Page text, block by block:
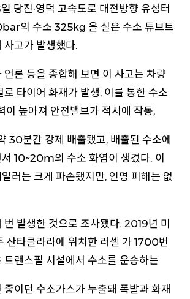
당진·영덕 고속도로 대전방향 유성터
의 수소 325kg 을 실은 수소 튜브트
사고가 발생했다.
언론 등을 종합해 보면 이 사고는 차량
로 타이어 화재가 발생, 이를 통한 수소
이 높아져 안전밸브가 적시에 작동,
30분간 강제 배출됐고, 배출된 수소에
10~20m의 수소 화염이 생겼다. 이
러는 크게 파손됐지만, 인명 피해는 없
발생한 것으로 조사됐다. 2019년 미
산타클라라에 위치한 러셀 가 1700번
트랜스필 시설에서 수소를 운송하는
중이던 수소가스가 누출돼 폭발과 화재